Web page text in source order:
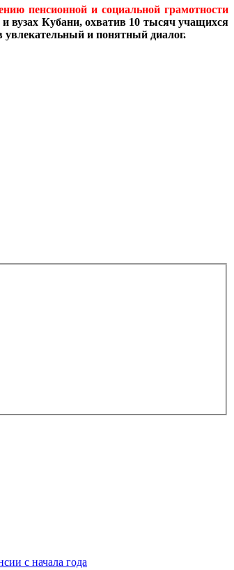
пенсионной и социальной грамотности
вузах Кубани, охватив 10 тысяч учащихся
увлекательный и понятный диалог.
с начала года